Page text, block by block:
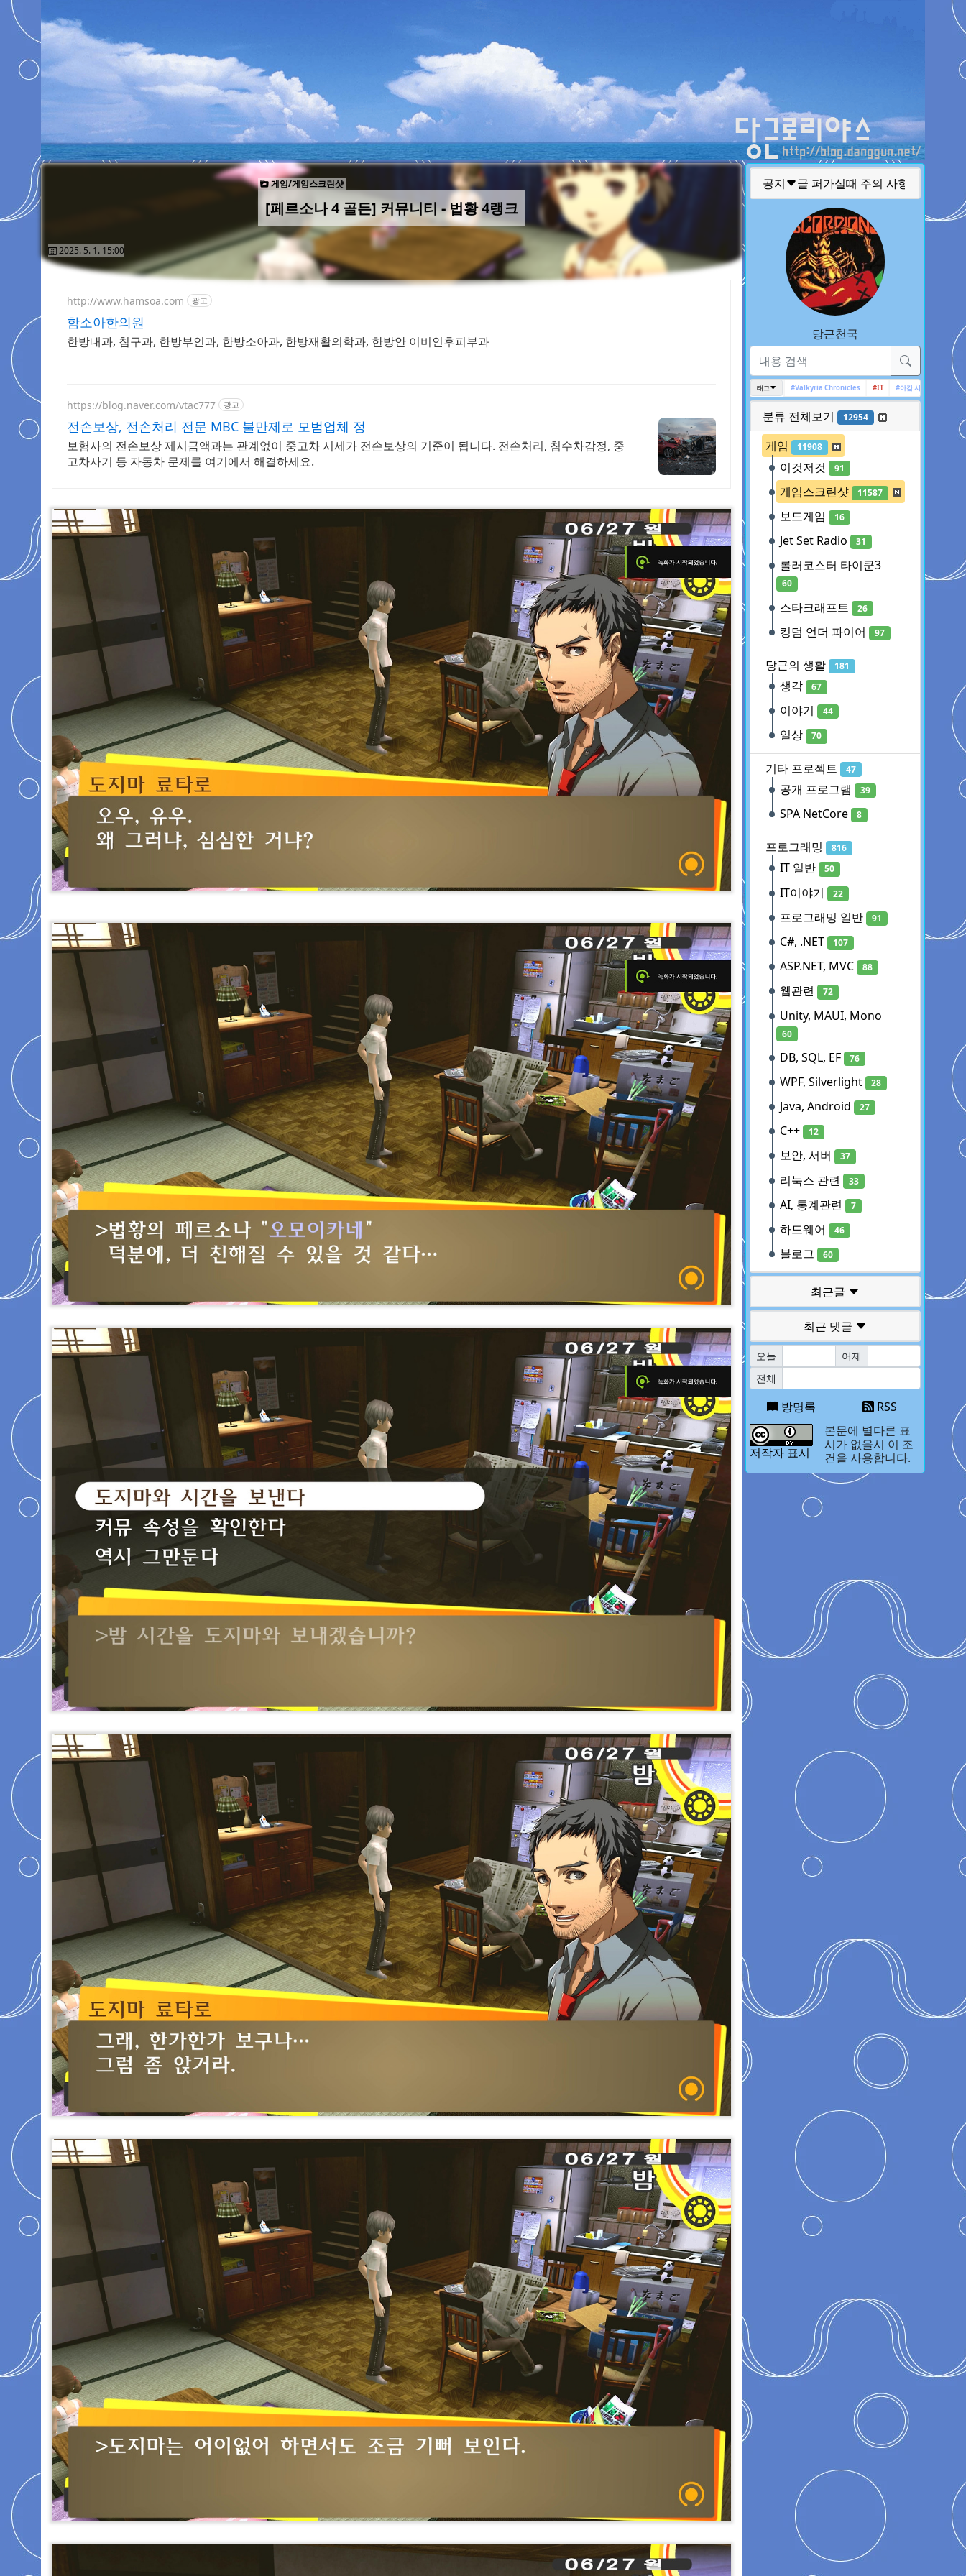
공지 글 퍼가실때 주의 사항
당근천국
태그
#Valkyria Chronicles #IT #아캄 시리즈 #엑스컴
분류 전체보기 12954
게임 11908
이것저것 91
게임스크린샷 11587
보드게임 16
Jet Set Radio 31
롤러코스터 타이쿤3
60
스타크래프트 26
킹덤 언더 파이어 97
당근의 생활 181
생각 67
이야기 44
일상 70
기타 프로젝트 47
공개 프로그램 39
SPA NetCore 8
프로그래밍 816
IT 일반 50
IT이야기 22
프로그래밍 일반 91
C#, .NET 107
ASP.NET, MVC 88
웹관련 72
Unity, MAUI, Mono
60
DB, SQL, EF 76
WPF, Silverlight 28
Java, Android 27
C++ 12
보안, 서버 37
리눅스 관련 33
AI, 통계관련 7
하드웨어 46
블로그 60
최근글
최근 댓글
오늘
어제
전체
방명록 RSS
저작자 표시
본문에 별다른 표
시가 없을시 이 조
건을 사용합니다.
게임/게임스크린샷
[페르소나 4 골든] 커뮤니티 - 법황 4랭크
2025. 5. 1. 15:00
http://www.hamsoa.com 광고
함소아한의원
한방내과, 침구과, 한방부인과, 한방소아과, 한방재활의학과, 한방안 이비인후피부과
https://blog.naver.com/vtac777 광고
전손보상, 전손처리 전문 MBC 불만제로 모범업체 정
보험사의 전손보상 제시금액과는 관계없이 중고차 시세가 전손보상의 기준이 됩니다. 전손처리, 침수차감정, 중
고차사기 등 자동차 문제를 여기에서 해결하세요.